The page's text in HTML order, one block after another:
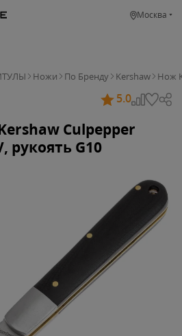
Москва
Ножи По Бренду Kershaw Нож
5.0
Culpepper
рукоять G10